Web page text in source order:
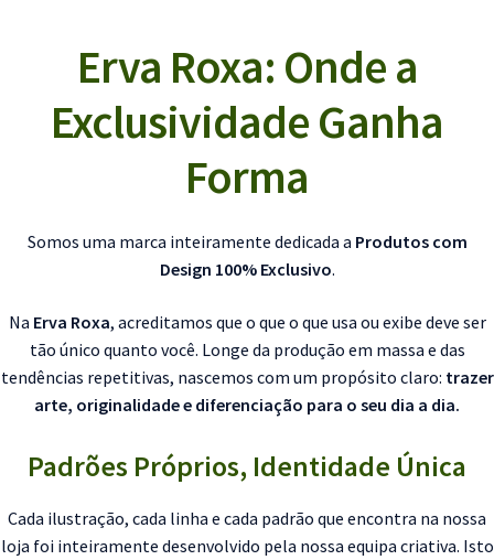
Erva Roxa: Onde a
Exclusividade Ganha
Forma
Somos uma marca inteiramente dedicada a Produtos com
Design 100% Exclusivo.
Na Erva Roxa, acreditamos que o que o que usa ou exibe deve ser
tão único quanto você. Longe da produção em massa e das
tendências repetitivas, nascemos com um propósito claro: trazer
arte, originalidade e diferenciação para o seu dia a dia.
Padrões Próprios, Identidade Única
Cada ilustração, cada linha e cada padrão que encontra na nossa
loja foi inteiramente desenvolvido pela nossa equipa criativa. Isto